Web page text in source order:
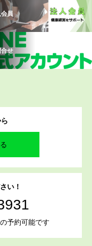
員
合せ
い！
予約可能です